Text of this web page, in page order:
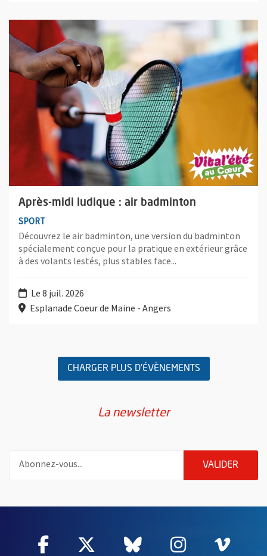
Après-midi ludique : air badminton
SPORT
Découvrez le air badminton, une version du badminton
spécialement conçue pour la pratique en extérieur grâce
à des volants lestés, plus stables face...
Le 8 juil. 2026
Esplanade Coeur de Maine - Angers
Plus d'information sur l'évènement : Après-midi ludique : air
CHARGER PLUS D'ÉVÈNEMENTS
La newsletter
VALIDER
Facebook
, Ouvre une nouvelle fenêtre
Twitter
, Ouvre une nouvelle
Bluesky
, Ouvre une
Instagram
, Ouvre
,